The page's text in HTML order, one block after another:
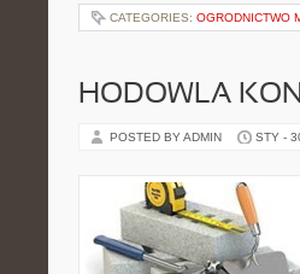
CATEGORIES: OGRODNICTWO
HODOWLA KONI
POSTED BY ADMIN STY -